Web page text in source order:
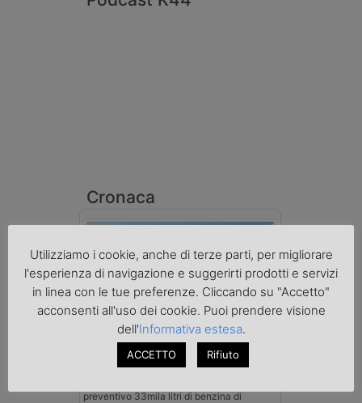
Cronaca
Benzina spacciata per solvente
sequestrata a Padova
Le Fiamme Gialle del Comando Provinciale
preventivo 33mila litri di benzina di
Utilizziamo i cookie, anche di terze parti, per migliorare
l'esperienza di navigazione e suggerirti prodotti e servizi
in linea con le tue preferenze. Cliccando su "Accetto"
acconsenti all'uso dei cookie. Puoi prendere visione
dell'Informativa estesa.
ACCETTO Rifiuto